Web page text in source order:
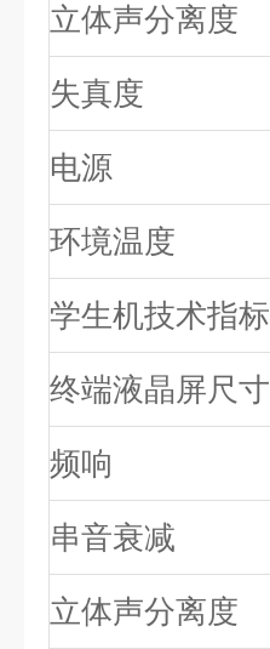
立体声分离度
失真度
电源
环境温度
学生机技术指标
终端液晶屏尺寸
频响
串音衰减
立体声分离度